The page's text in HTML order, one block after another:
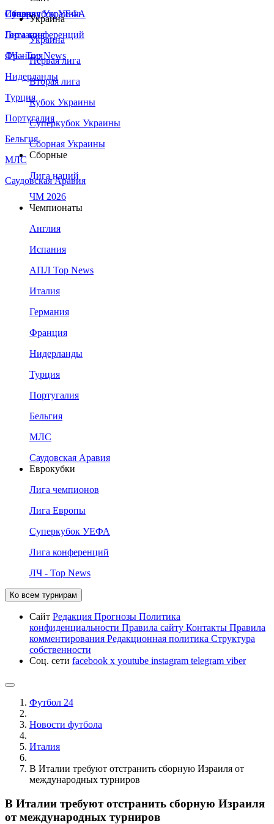
Сборная Украины
Италия
Германия
Франция
Нидерланды
Турция
Португалия
Бельгия
МЛС
Саудовская Аравия
Суперкубок УЕФА
Лига конференций
ЛЧ - Top News
Украина
Украина
Первая лига
Вторая лига
Кубок Украины
Суперкубок Украины
Сборная Украины
Сборные
Лига наций
ЧМ 2026
Чемпионаты
Англия
Испания
АПЛ Top News
Италия
Германия
Франция
Нидерланды
Турция
Португалия
Бельгия
МЛС
Саудовская Аравия
Еврокубки
Лига чемпионов
Лига Европы
Суперкубок УЕФА
Лига конференций
ЛЧ - Top News
Ко всем турнирам
Сайт Редакция Прогнозы Политика
конфиденциальности Правила сайту Контакты Правила
комментирования Редакционная политика Структура
собственности
Соц. сети facebook x youtube instagram telegram viber
Футбол 24
Новости футбола
Италия
В Италии требуют отстранить сборную Израиля от
международных турниров
В Италии требуют отстранить сборную Израиля
от международных турниров